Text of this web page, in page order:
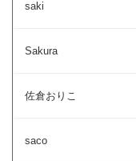
saki
Sakura
佐倉おりこ
saco